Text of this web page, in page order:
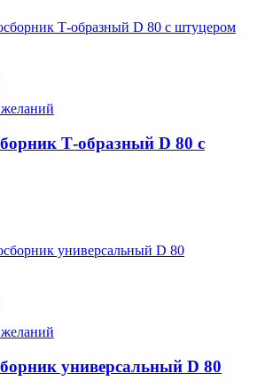
Т-образный D 80 с
универсальный D 80